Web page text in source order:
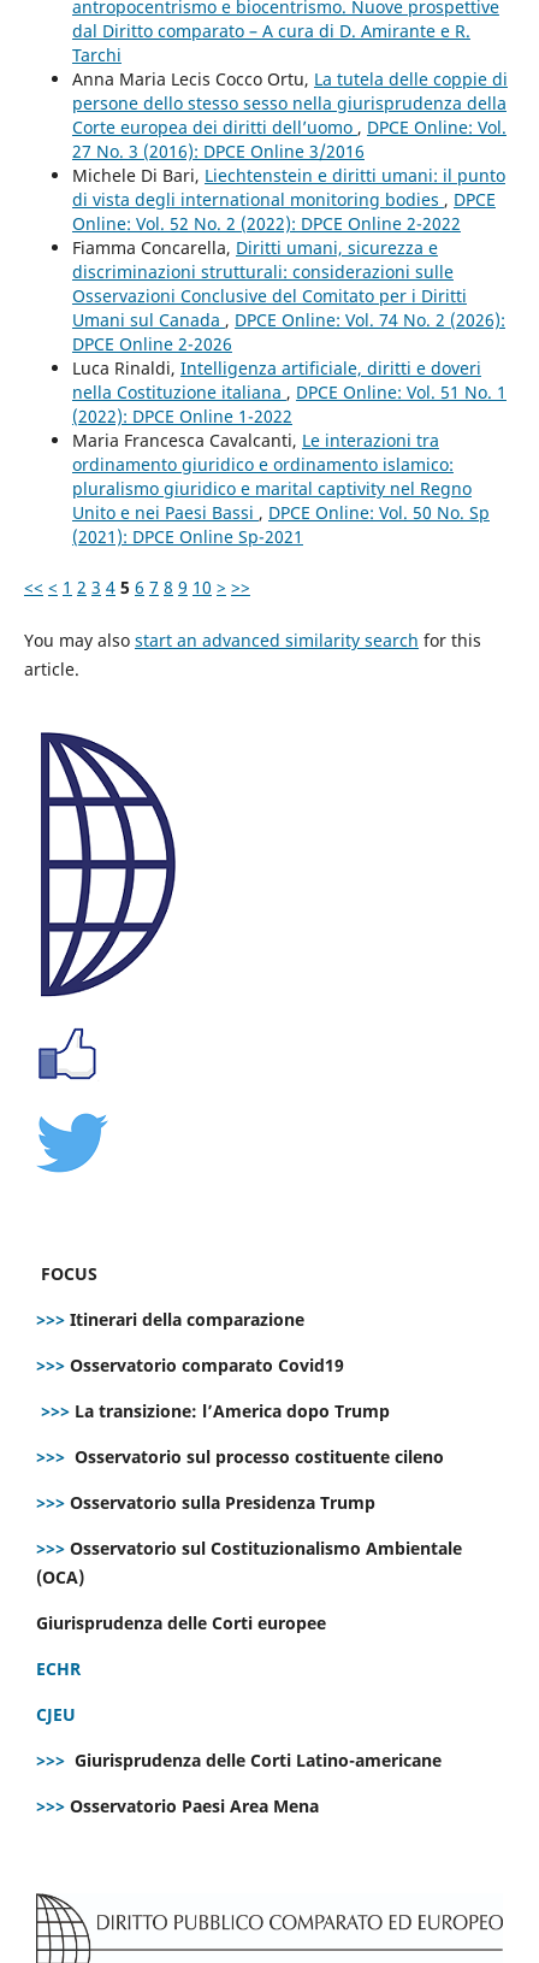
antropocentrismo e biocentrismo. Nuove prospettive
dal Diritto comparato – A cura di D. Amirante e R.
Tarchi
Anna Maria Lecis Cocco Ortu, La tutela delle coppie di
persone dello stesso sesso nella giurisprudenza della
Corte europea dei diritti dell’uomo , DPCE Online: Vol.
27 No. 3 (2016): DPCE Online 3/2016
Michele Di Bari, Liechtenstein e diritti umani: il punto
di vista degli international monitoring bodies , DPCE
Online: Vol. 52 No. 2 (2022): DPCE Online 2-2022
Fiamma Concarella, Diritti umani, sicurezza e
discriminazioni strutturali: considerazioni sulle
Osservazioni Conclusive del Comitato per i Diritti
Umani sul Canada , DPCE Online: Vol. 74 No. 2 (2026):
DPCE Online 2-2026
Luca Rinaldi, Intelligenza artificiale, diritti e doveri
nella Costituzione italiana , DPCE Online: Vol. 51 No. 1
(2022): DPCE Online 1-2022
Maria Francesca Cavalcanti, Le interazioni tra
ordinamento giuridico e ordinamento islamico:
pluralismo giuridico e marital captivity nel Regno
Unito e nei Paesi Bassi , DPCE Online: Vol. 50 No. Sp
(2021): DPCE Online Sp-2021
<< < 1 2 3 4 5 6 7 8 9 10 > >>
You may also start an advanced similarity search for this
article.
FOCUS
>>> Itinerari della comparazione
>>> Osservatorio comparato Covid19
>>> La transizione: l’America dopo Trump
>>> Osservatorio sul processo costituente cileno
>>> Osservatorio sulla Presidenza Trump
>>> Osservatorio sul Costituzionalismo Ambientale
(OCA)
Giurisprudenza delle Corti europee
ECHR
CJEU
>>> Giurisprudenza delle Corti Latino-americane
>>> Osservatorio Paesi Area Mena